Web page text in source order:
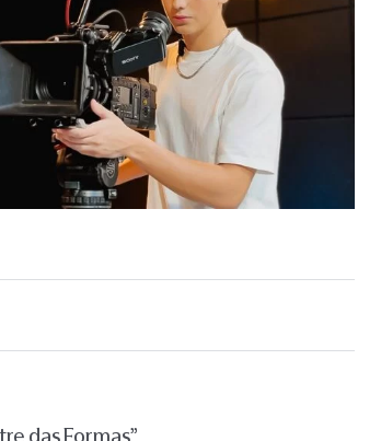
das Formas”